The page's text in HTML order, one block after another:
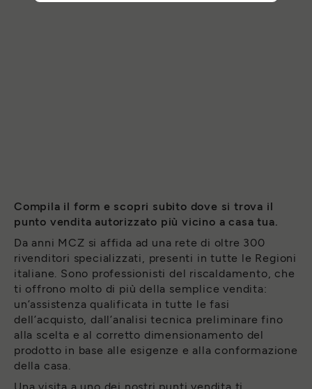
Compila il form e scopri subito dove si trova il
punto vendita autorizzato più vicino a casa tua.
Da anni MCZ si affida ad una rete di oltre 300
rivenditori specializzati, presenti in tutte le Regioni
italiane. Sono professionisti del riscaldamento, che
ti offrono molto di più della semplice vendita:
un’assistenza qualificata in tutte le fasi
dell’acquisto, dall’analisi tecnica preliminare fino
alla scelta e al corretto dimensionamento del
prodotto in base alle esigenze e alla conformazione
della casa.
Una visita a uno dei nostri punti vendita ti